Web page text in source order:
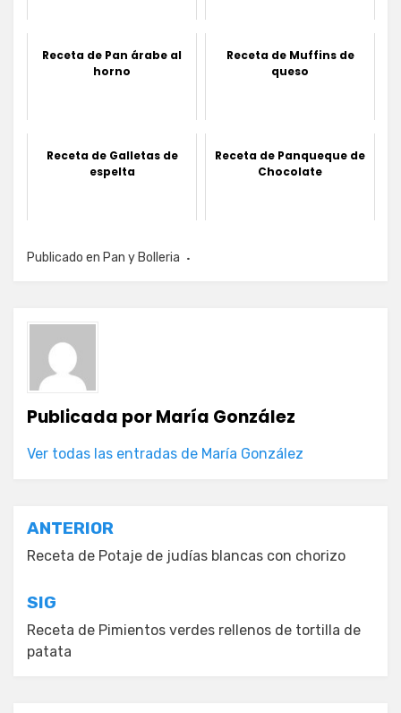
Receta de Pan árabe al
horno
Receta de Muffins de
queso
Receta de Galletas de
espelta
Receta de Panqueque de
Chocolate
Publicado en Pan y Bolleria
Publicada porMaría González
Ver todas las entradas de María González
Navegación
de
entradas
ANTERIOR
Receta de Potaje de judías blancas con chorizo
SIG
Receta de Pimientos verdes rellenos de tortilla de
patata